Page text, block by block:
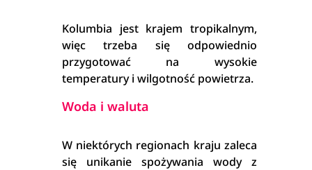
Kolumbia jest krajem tropikalnym,
więc trzeba się odpowiednio
przygotować na wysokie
temperatury i wilgotność powietrza.
Woda i waluta
W niektórych regionach kraju zaleca
się unikanie spożywania wody z